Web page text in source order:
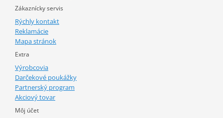
Zákaznícky servis
Rýchly kontakt
Reklamácie
Mapa stránok
Extra
Výrobcovia
Darčekové poukážky
Partnerský program
Akciový tovar
Môj účet